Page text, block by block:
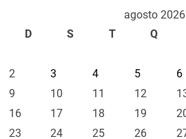
agosto 2026
D
S T Q
2
3 4 5 6
9
10 11 12
16
17 18 19
23
24 25 26